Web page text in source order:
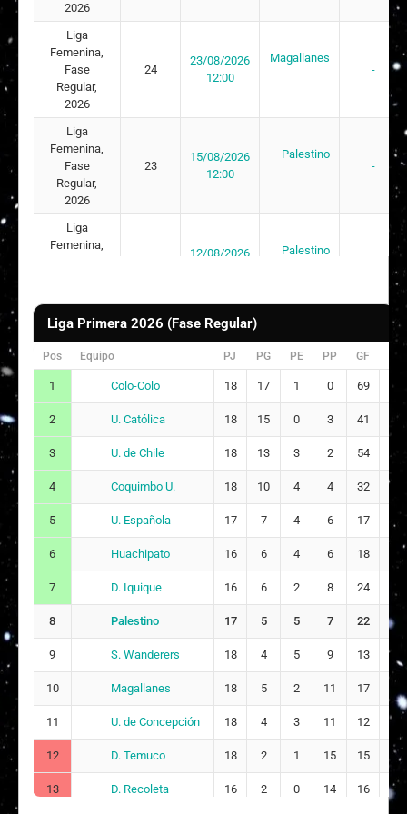
Anaís Stephanie Varas Chacana
Constanza Javiera Benavides Arancibia
2026
Liga
Femenina,
Fase
Regular,
2026
24
23/08/2026
12:00
Magallanes
-
Liga
Femenina,
Fase
Regular,
2026
23
15/08/2026
12:00
Palestino
-
Liga
Femenina,
12/08/2026
Palestino
Liga
Femenina,
Fase
08/08/2026
12:00
Huachipato
Femenina,
Regular,
20
02/08/2026
0 - 0
Femenina,
Regular,
19
17:00
U. Católica
5 - 0
18
18/07/2026
12:00
Palestino
Liga
Femenina,
Fase
Regular,
16:00
Liga Primera 2026 (Fase Regular)
Pos Equipo PJ PG PE PP GF
1 Colo-Colo 18 17 1 0 69 2
2 U. Católica 18 15 0 3 41 10
3 U. de Chile 18 13 3 2 54 18
4 Coquimbo U. 18 10 4 4 32 15
5 U. Española 17 7 4 6 17
6 Huachipato 16 6 4 6 18
7 D. Iquique 16 6 2 8 24
8 Palestino 17 5 5 7 22 28
9 S. Wanderers 18 4 5 9 13 25
10 Magallanes 18 5 2 11 17
11 U. de Concepción 18 4 3 11 12 32
12 D. Temuco 18 2 1 15 15 51
13 D. Recoleta 16 2 0 14 16 58